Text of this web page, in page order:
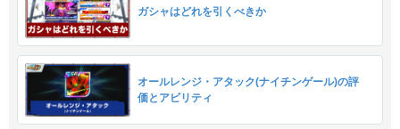
ガシャはどれを引くべきか
オールレンジ・アタック(ナイチンゲール)の評
価とアビリティ